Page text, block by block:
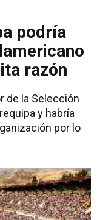
podría
razón
de la Selección
y habría
por lo